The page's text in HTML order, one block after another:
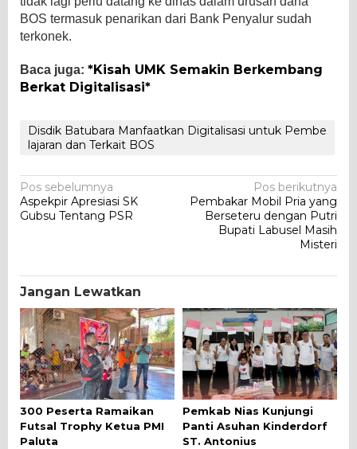
BOS termasuk penarikan dari Bank Penyalur sudah
terkonek.
Baca juga: *Kisah UMK Semakin Berkembang
Berkat Digitalisasi*
Disdik Batubara Manfaatkan Digitalisasi untuk Pembe
lajaran dan Terkait BOS
Navigasi
pos
Pos sebelumnya
Aspekpir Apresiasi SK
Gubsu Tentang PSR
Pos berikutnya
Pembakar Mobil Pria yang
Berseteru dengan Putri
Bupati Labusel Masih
Misteri
Jangan Lewatkan
300 Peserta Ramaikan
Futsal Trophy Ketua PMI
Paluta
Pemkab Nias Kunjungi
Panti Asuhan Kinderdorf
ST. Antonius